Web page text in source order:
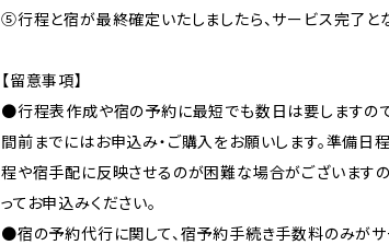
⑤行程と宿が最終確定いたしましたら、サービス完了とな
【留意事項】
●行程表作成や宿の予約に最短でも数日は要しますの
間前までにはお申込み・ご購入をお願いします。準備日
程や宿手配に反映させるのが困難な場合がございます
ってお申込みください。
●宿の予約代行に関して、宿予約手続き手数料のみがサ